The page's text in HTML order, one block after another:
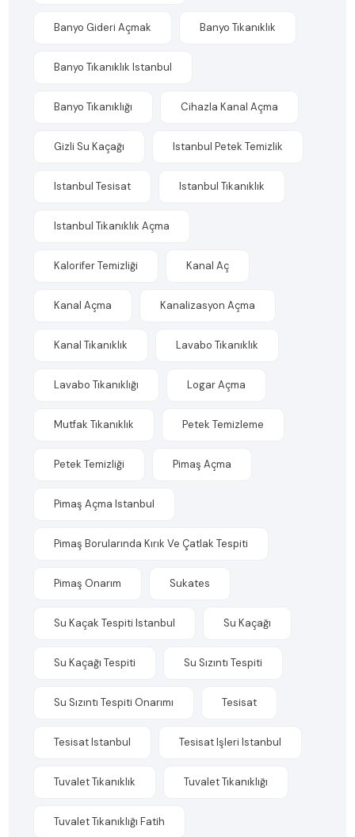
Banyo Gideri Açmak Banyo Tıkanıklık
Banyo Tıkanıklık Istanbul
Banyo Tıkanıklığı Cihazla Kanal Açma
Gizli Su Kaçağı Istanbul Petek Temizlik
Istanbul Tesisat Istanbul Tıkanıklık
Istanbul Tıkanıklık Açma
Kalorifer Temizliği Kanal Aç
Kanal Açma Kanalizasyon Açma
Kanal Tıkanıklık Lavabo Tıkanıklık
Lavabo Tıkanıklığı Logar Açma
Mutfak Tıkanıklık Petek Temizleme
Petek Temizliği Pimaş Açma
Pimaş Açma Istanbul
Pimaş Borularında Kırık Ve Çatlak Tespiti
Pimaş Onarım Sukates
Su Kaçak Tespiti Istanbul Su Kaçağı
Su Kaçağı Tespiti Su Sızıntı Tespiti
Su Sızıntı Tespiti Onarımı Tesisat
Tesisat Istanbul Tesisat Işleri Istanbul
Tuvalet Tıkanıklık Tuvalet Tıkanıklığı
Tuvalet Tıkanıklığı Fatih